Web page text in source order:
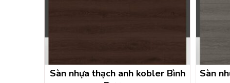
Sàn nhựa thạch anh kobler Bình
Sàn